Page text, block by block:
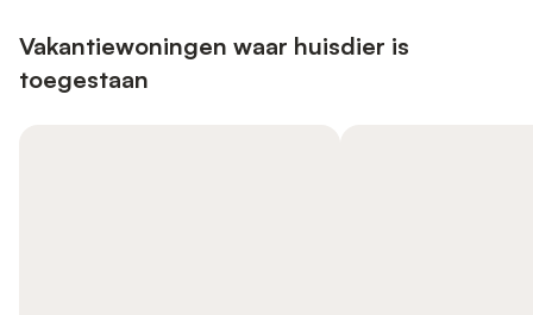
Vakantiewoningen waar huisdier is
toegestaan